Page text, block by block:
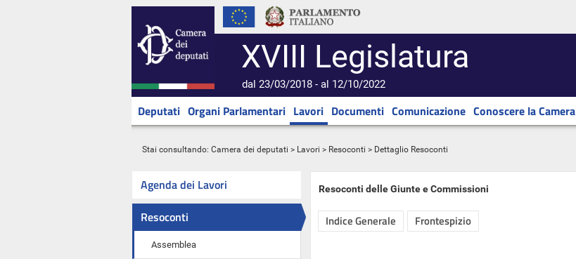
XVIII Legislatura
dal 23/03/2018 - al 12/10/2022
Deputati Organi Parlamentari Lavori Documenti Comunicazione Conoscere la Camera
Stai consultando: Camera dei deputati > Lavori > Resoconti > Dettaglio Resoconti
Agenda dei Lavori
Resoconti
Assemblea
Resoconti delle Giunte e Commissioni
Indice Generale Frontespizio